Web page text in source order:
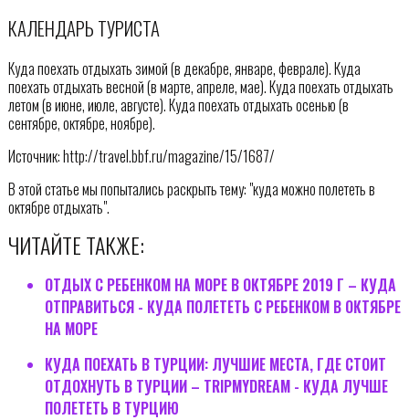
КАЛЕНДАРЬ ТУРИСТА
Куда поехать отдыхать зимой (в декабре, январе, феврале). Куда
поехать отдыхать весной (в марте, апреле, мае). Куда поехать отдыхать
летом (в июне, июле, августе). Куда поехать отдыхать осенью (в
сентябре, октябре, ноябре).
Источник: http://travel.bbf.ru/magazine/15/1687/
В этой статье мы попытались раскрыть тему: "куда можно полететь в
октябре отдыхать".
ЧИТАЙТЕ ТАКЖЕ:
ОТДЫХ С РЕБЕНКОМ НА МОРЕ В ОКТЯБРЕ 2019 Г – КУДА
ОТПРАВИТЬСЯ - КУДА ПОЛЕТЕТЬ С РЕБЕНКОМ В ОКТЯБРЕ
НА МОРЕ
КУДА ПОЕХАТЬ В ТУРЦИИ: ЛУЧШИЕ МЕСТА, ГДЕ СТОИТ
ОТДОХНУТЬ В ТУРЦИИ – TRIPMYDREAM - КУДА ЛУЧШЕ
ПОЛЕТЕТЬ В ТУРЦИЮ